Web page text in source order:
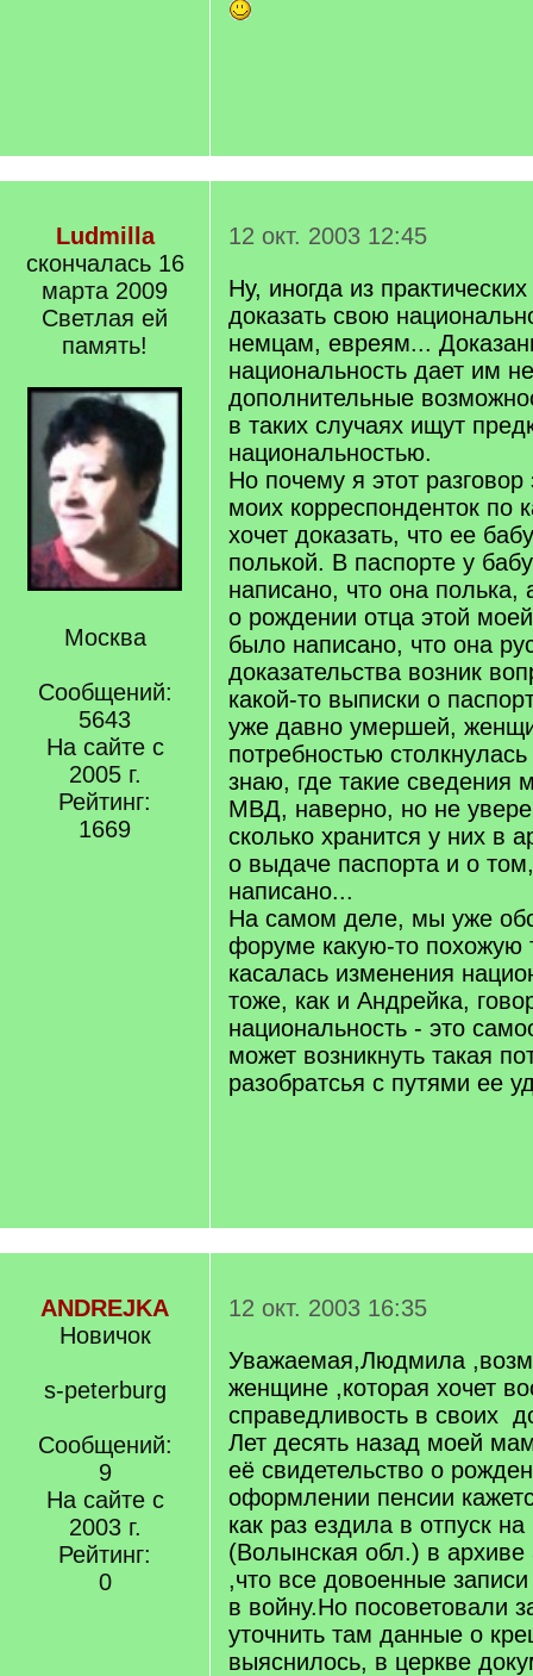
Ludmilla
скончалась 16
марта 2009
Светлая ей
память!
Москва
Сообщений:
5643
На сайте с
2005 г.
Рейтинг:
1669
12 окт. 2003 12:45
Ну, иногда из
доказать свою
немцам, евреям...
национальность дает им
дополнительные
в таких случаях ищут
национальностью.
Но почему я этот
моих корреспонденток по
хочет доказать, что ее
полькой. В паспорте у
написано, что она полька,
о рождении отца этой
было написано, что она
доказательства возник
какой-то выписки о
уже давно умершей,
потребностью
знаю, где такие сведения
МВД, наверно, но не
сколько хранится у них в
о выдаче паспорта и о
написано...
На самом деле, мы уже
форуме какую-то похожую
касалась изменения
тоже, как и Андрейка,
национальность - это
может возникнуть такая
разобратсья с путями ее
ANDREJKA
Новичок
s-peterburg
Сообщений:
9
На сайте с
2003 г.
Рейтинг:
0
12 окт. 2003 16:35
Уважаемая,Людмила
женщине ,которая хочет
справедливость в своих
Лет десять назад моей
её свидетельство о
оформлении пенсии
как раз ездила в отпуск
(Волынская обл.) в архиве
,что все довоенные
в войну.Но посоветовали
уточнить там данные о
выяснилось, в церкве